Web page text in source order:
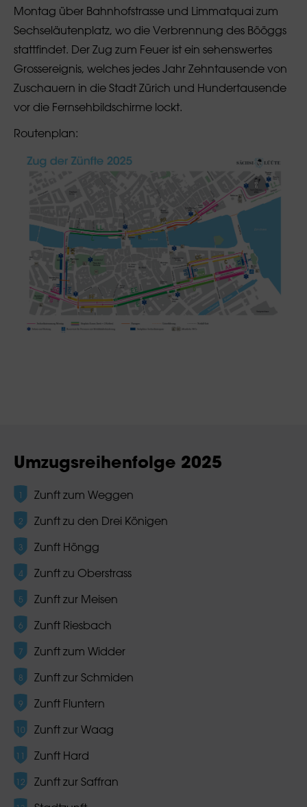
Montag über Bahnhofstrasse und Limmatquai zum
Sechseläutenplatz, wo die Verbrennung des Bööggs
stattfindet. Der Zug zum Feuer ist ein sehenswertes
Grossereignis, welches jedes Jahr Zehntausende von
Zuschauern in die Stadt Zürich und Hundertausende
vor die Fernsehbildschirme lockt.
Routenplan:
Umzugsreihenfolge 2025
Zunft zum Weggen
Zunft zu den Drei Königen
Zunft Höngg
Zunft zu Oberstrass
Zunft zur Meisen
Zunft Riesbach
Zunft zum Widder
Zunft zur Schmiden
Zunft Fluntern
Zunft zur Waag
Zunft Hard
Zunft zur Saffran